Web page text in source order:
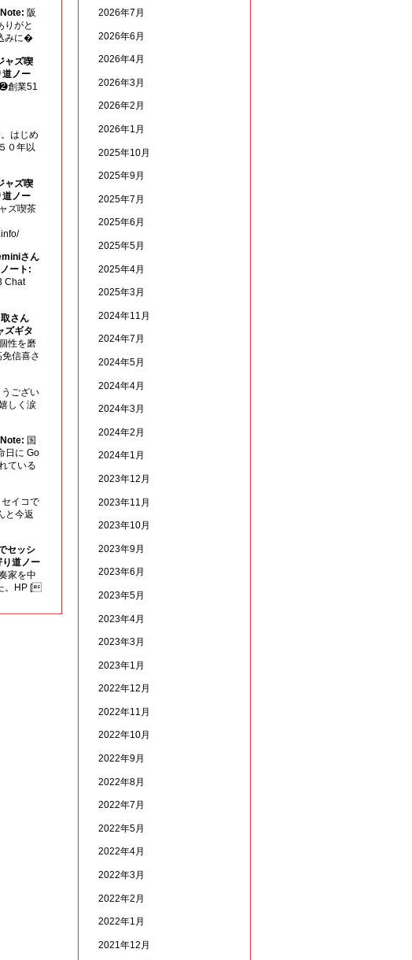
阪
りがと
みに�
ャズ喫
道ノー
創業51
はじめ
０年以
ャズ喫
道ノー
ズ喫茶
さん
ート:
Chat
さん
ズギタ
性を磨
信喜さ
ござい
しく涙
国
日に Go
ている
イコで
と今返
セッシ
り道ノー
家を中
。HP [
2026年7月
2026年6月
2026年4月
2026年3月
2026年2月
2026年1月
2025年10月
2025年9月
2025年7月
2025年6月
2025年5月
2025年4月
2025年3月
2024年11月
2024年7月
2024年5月
2024年4月
2024年3月
2024年2月
2024年1月
2023年12月
2023年11月
2023年10月
2023年9月
2023年6月
2023年5月
2023年4月
2023年3月
2023年1月
2022年12月
2022年11月
2022年10月
2022年9月
2022年8月
2022年7月
2022年5月
2022年4月
2022年3月
2022年2月
2022年1月
2021年12月